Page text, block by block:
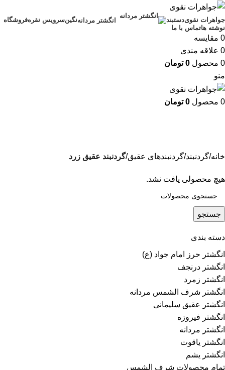
جواهرات نقویدستبند انگشتر مردانهنگینسرویس نقرهفروشگاه
نوشته هاتماس با ما
0 مقایسه
0 علاقه مندی
0 محصول 0 تومان
منو
0 محصول 0 تومان
دسته بندی
انگشتر حرز امام جواد (ع)
انگشتر درنجف
انگشتر زمرد
انگشتر شرف الشمس مردانه
انگشتر عقیق سلیمانی
انگشتر فیروزه
انگشتر مردانه
انگشتر یاقوت
انگشتر یشم
تمام محصولات شرف الشمس
خانه گردنبند گردنبندهای عقیق گردنبند عقیق زرد
هیچ محصولی یافت نشد.
جستجو